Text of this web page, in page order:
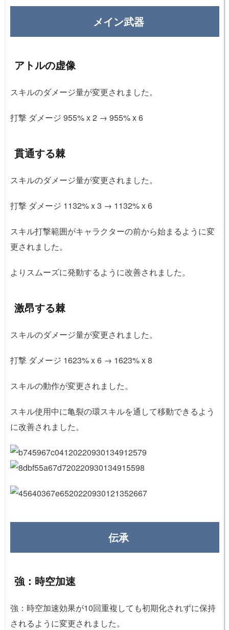
メイン武器
アトルの虚像
スキルのダメージ量が変更されました。
打撃 ダメージ 955% x 2 → 955% x 6
貫通する棘
スキルのダメージ量が変更されました。
打撃 ダメージ 1132% x 3 → 1132% x 6
スキル打撃範囲がキャラクターの前から始まるように変
更されました。
よりスムーズに発動するように改善されました。
激昂する棘
スキルのダメージ量が変更されました。
打撃 ダメージ 1623% x 6 → 1623% x 8
スキルの動作が変更されました。
スキル使用中に亀裂の環スキルを通して移動できるよう
に改善されました。
伝承
強：時空加速
強：時空加速効果が10回重複しても初期化されずに保持
されるように変更されました。